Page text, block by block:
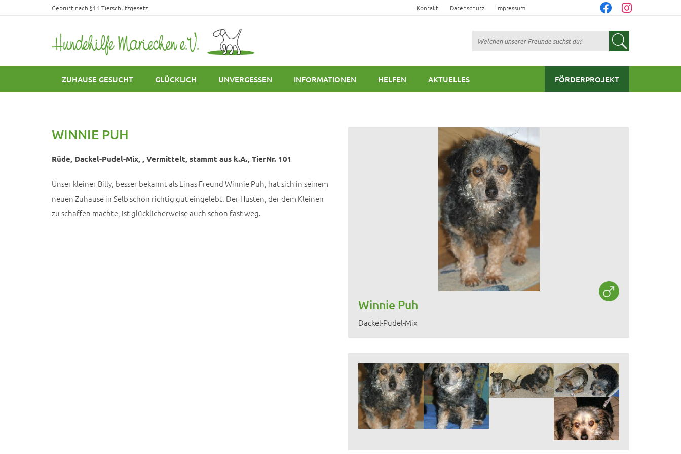
Geprüft nach §11 Tierschutzgesetz Kontakt Datenschutz Impressum
Suchen
ZUHAUSE GESUCHT GLÜCKLICH UNVERGESSEN INFORMATIONEN HELFEN AKTUELLES FÖRDERPROJEKT
WINNIE PUH
Rüde, Dackel-Pudel-Mix, , Vermittelt, stammt aus k.A., TierNr. 101
Unser kleiner Billy, besser bekannt als Linas Freund Winnie Puh, hat sich in seinem
neuen Zuhause in Selb schon richtig gut eingelebt. Der Husten, der dem Kleinen
zu schaffen machte, ist glücklicherweise auch schon fast weg.
Winnie Puh
Dackel-Pudel-Mix